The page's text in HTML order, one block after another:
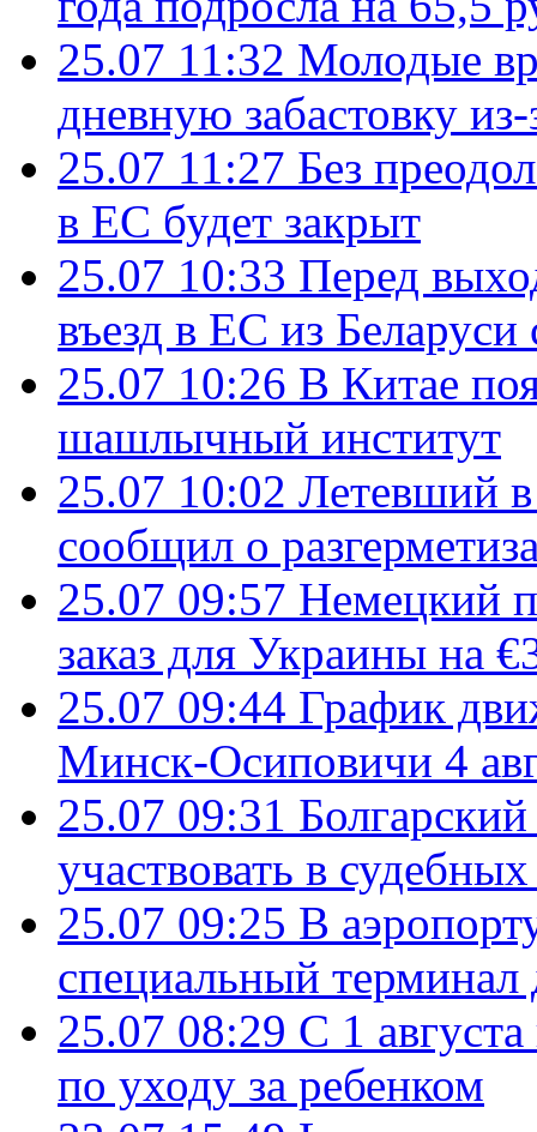
25.07 11:32 Молодые
дневную забастовку
25.07 11:27 Без
в ЕС будет закрыт
25.07 10:33 Перед
въезд в ЕС из Беларуси
25.07 10:26 В Китае
шашлычный институт
25.07 10:02 Летевший
сообщил о
25.07 09:57 Немецкий
заказ для Украины на
25.07 09:44 График
Минск-Осиповичи 4
25.07 09:31
участвовать в
25.07 09:25 В
специальный терминал
25.07 08:29 С 1
по уходу за ребенком